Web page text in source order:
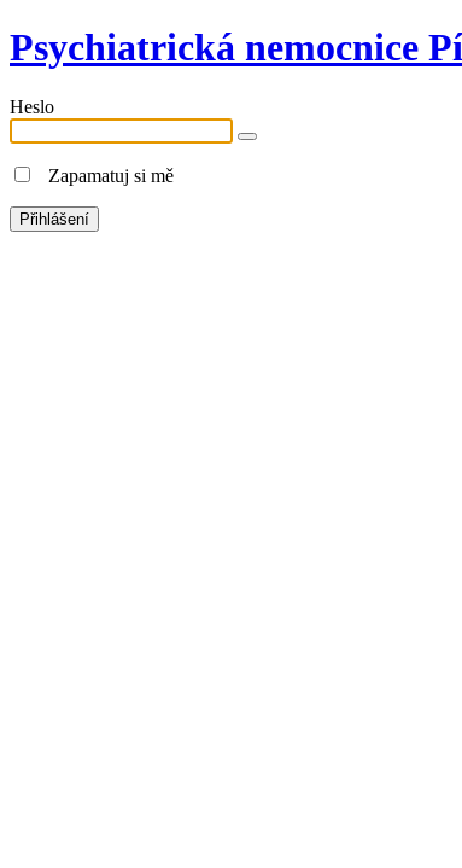
Psychiatrická nemocnice
Heslo
Zapamatuj si mě